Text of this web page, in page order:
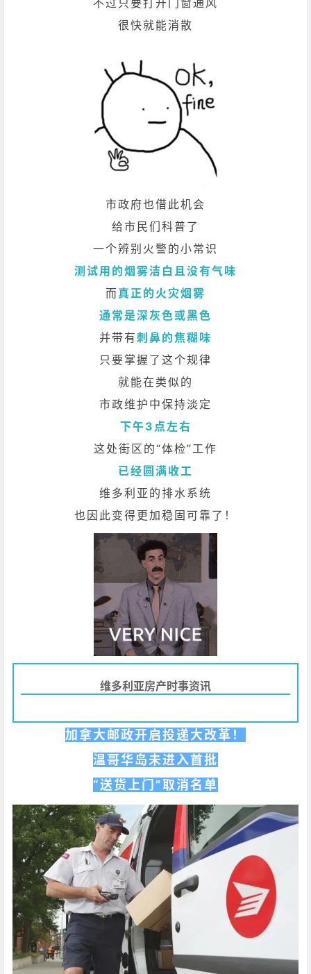
很快就能消散
市政府也借此机会
给市民们科普了
一个辨别火警的小常识
测试用的烟雾洁白且没有气味
而真正的火灾烟雾
通常是深灰色或黑色
并带有刺鼻的焦糊味
只要掌握了这个规律
就能在类似的
市政维护中保持淡定
下午3点左右
这处街区的“体检”工作
已经圆满收工
维多利亚的排水系统
也因此变得更加稳固可靠了！
维多利亚房产时事资讯
加拿大邮政开启投递大改革！
温哥华岛未进入首批
“送货上门”取消名单